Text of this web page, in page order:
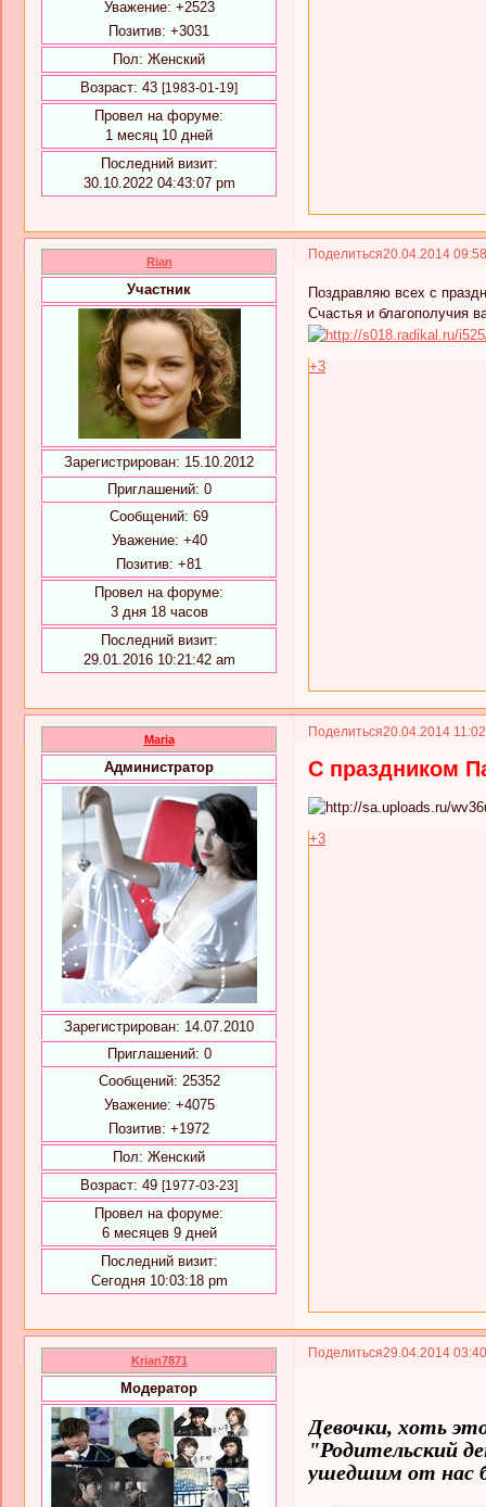
Уважение: +2523
Позитив: +3031
Пол: Женский
Возраст: 43 [1983-01-19]
Провел на форуме:
1 месяц 10 дней
Последний визит:
30.10.2022 04:43:07 pm
Поделиться20.04.2014
Rian
Участник
Зарегистрирован: 15.10.2012
Приглашений: 0
Сообщений: 69
Уважение: +40
Позитив: +81
Провел на форуме:
3 дня 18 часов
Последний визит:
29.01.2016 10:21:42 am
Поздравляю всех с
Счастья и благополучия
+3
Поделиться20.04.2014
Maria
Администратор
Зарегистрирован: 14.07.2010
Приглашений: 0
Сообщений: 25352
Уважение: +4075
Позитив: +1972
Пол: Женский
Возраст: 49 [1977-03-23]
Провел на форуме:
6 месяцев 9 дней
Последний визит:
Сегодня 10:03:18 pm
С праздником
+3
Поделиться29.04.2014
Krian7871
Модератор
Девочки, хоть
"Родительский
ушедшим от нас